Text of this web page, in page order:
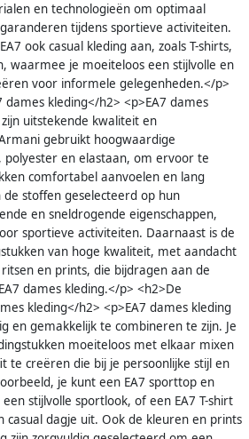
en technologieën om optimaal
tijdens sportieve activiteiten.
ook casual kleding aan, zoals T-shirts,
waarmee je moeiteloos een stijlvolle en
voor informele gelegenheden.</p>
kleding</h2> <p>EA7 dames
uitstekende kwaliteit en
gebruikt hoogwaardige
polyester en elastaan, om ervoor te
comfortabel aanvoelen en lang
stoffen geselecteerd op hun
en sneldrogende eigenschappen,
sportieve activiteiten. Daarnaast is de
van hoge kwaliteit, met aandacht
en prints, die bijdragen aan de
dames kleding.</p> <h2>De
kleding</h2> <p>EA7 dames kleding
en gemakkelijk te combineren te zijn. Je
moeiteloos met elkaar mixen
te creëren die bij je persoonlijke stijl en
je kunt een EA7 sporttop en
stijlvolle sportlook, of een EA7 T-shirt
casual dagje uit. Ook de kleuren en prints